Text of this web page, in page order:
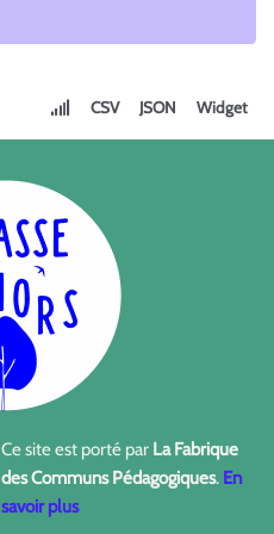
CSV JSON Widget
Ce site est porté par La Fabrique
des Communs Pédagogiques. En
savoir plus